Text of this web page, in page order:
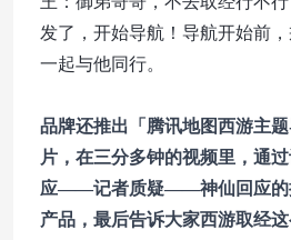
发了，开始导航！导航开始前
一起与他同行。
品牌还推出「腾讯地图西游主
片，在三分多钟的视频里，通
应——记者质疑——神仙回应的
产品，最后告诉大家西游取经